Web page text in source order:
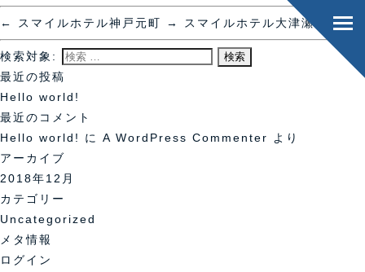
← スマイルホテル神戸元町 → スマイルホテル大津瀬田
検索対象:
最近の投稿
Hello world!
最近のコメント
Hello world!
に A WordPress Commenter
より
アーカイブ
2018年12月
カテゴリー
Uncategorized
メタ情報
ログイン